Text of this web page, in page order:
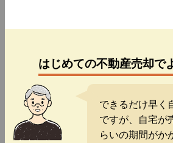
はじめての不動産売却で
できるだけ早く
ですが、自宅が
らいの期間がか